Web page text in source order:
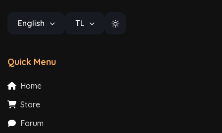
English TL
Quick Menu
Home
Store
Forum